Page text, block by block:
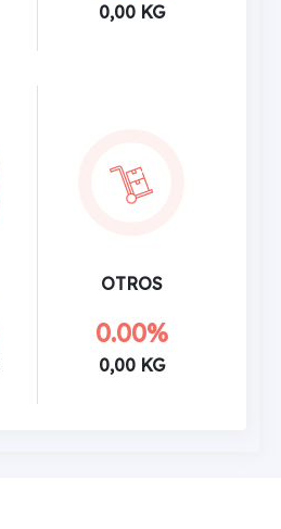
0,00 KG
OTROS
0.00%
0,00 KG